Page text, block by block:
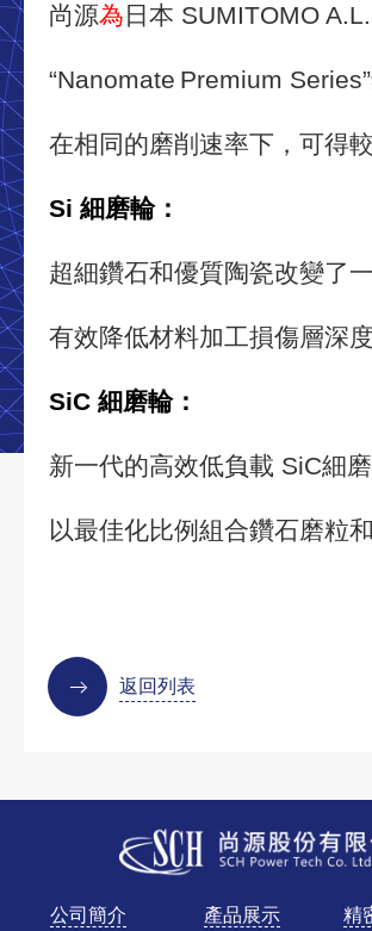
尚源為 日本 SUMITOMO
“Nanomate Premium Series”
在相同的磨削速率下，可得
Si 細磨輪：
超細鑽石和優質陶瓷改變了
有效降低材料加工損傷層深
SiC 細磨輪：
新一代的高效低負載 SiC細
以最佳化比例組合鑽石磨粒
返回列表
Golden
公司簡介 產品展示 精